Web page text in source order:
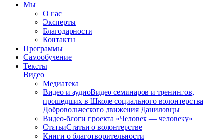
Мы
О нас
Эксперты
Благодарности
Контакты
Программы
Самообучение
Тексты
Видео
Медиатека
Видео и аудиоВидео семинаров и тренингов,
прошедших в Школе социального волонтерства
Добровольческого движения Даниловцы
Видео-блоги проекта «Человек — человеку»
СтатьиСтатьи о волонтерстве
Книги о благотворительности